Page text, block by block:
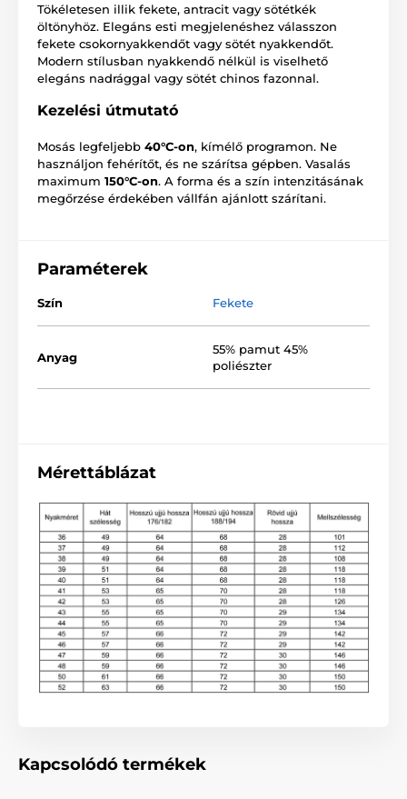
Tökéletesen illik fekete, antracit vagy sötétkék
öltönyhöz. Elegáns esti megjelenéshez válasszon
fekete csokornyakkendőt vagy sötét nyakkendőt.
Modern stílusban nyakkendő nélkül is viselhető
elegáns nadrággal vagy sötét chinos fazonnal.
Kezelési útmutató
Mosás legfeljebb 40°C-on, kímélő programon. Ne
használjon fehérítőt, és ne szárítsa gépben. Vasalás
maximum 150°C-on. A forma és a szín intenzitásának
megőrzése érdekében vállfán ajánlott szárítani.
Paraméterek
Szín Fekete
Anyag
55% pamut 45%
poliészter
Mérettáblázat
Kapcsolódó termékek